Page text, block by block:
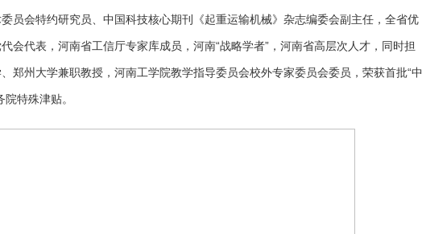
员会特约研究员、中国科技核心期刊《起重运输机械》杂志编委会副主任，全省优
会代表，河南省工信厅专家库成员，河南“战略学者”，河南省高层次人才，同时担
郑州大学兼职教授，河南工学院教学指导委员会校外专家委员会委员，荣获首批“中
特殊津贴。